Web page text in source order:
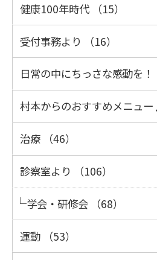
健康100年時代 （15）
受付事務より （16）
日常の中にちっさな感動を！
村本からのおすすめメニュー
治療 （46）
診察室より （106）
学会・研修会 （68）
運動 （53）